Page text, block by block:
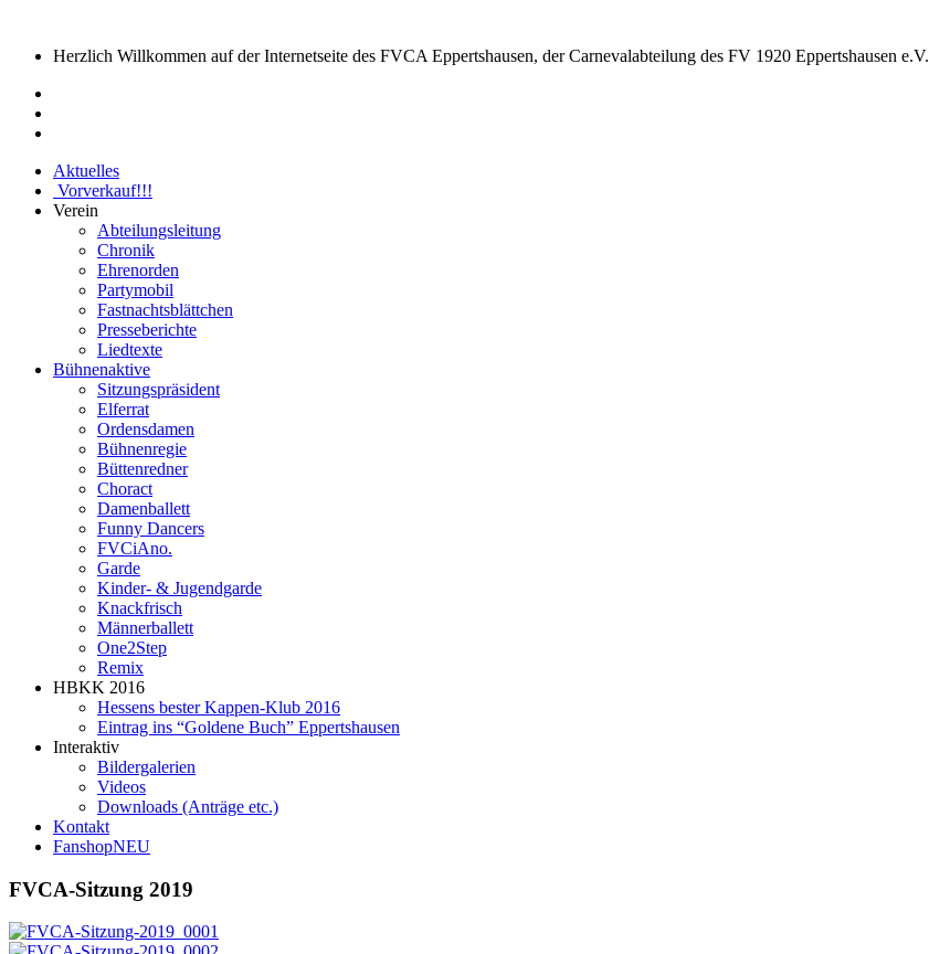
Herzlich Willkommen auf der Internetseite des FVCA Eppertshausen, der Carnevalabteilung des FV 1920 Eppertshausen e.V.
Aktuelles
Vorverkauf!!!
Verein
Abteilungsleitung
Chronik
Ehrenorden
Partymobil
Fastnachtsblättchen
Presseberichte
Liedtexte
Bühnenaktive
Sitzungspräsident
Elferrat
Ordensdamen
Bühnenregie
Büttenredner
Choract
Damenballett
Funny Dancers
FVCiAno.
Garde
Kinder- & Jugendgarde
Knackfrisch
Männerballett
One2Step
Remix
HBKK 2016
Hessens bester Kappen-Klub 2016
Eintrag ins “Goldene Buch” Eppertshausen
Interaktiv
Bildergalerien
Videos
Downloads (Anträge etc.)
Kontakt
FanshopNEU
FVCA-Sitzung 2019